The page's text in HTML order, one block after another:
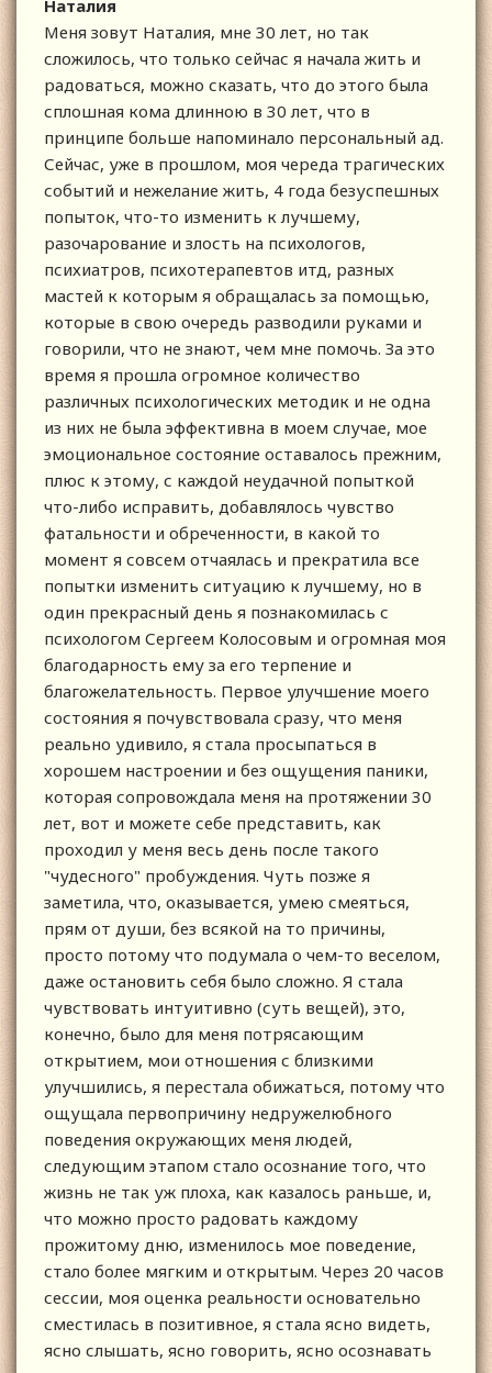
Наталия
Меня зовут Наталия, мне 30 лет, но так
сложилось, что только сейчас я начала жить и
радоваться, можно сказать, что до этого была
сплошная кома длинною в 30 лет, что в
принципе больше напоминало персональный ад.
Сейчас, уже в прошлом, моя череда трагических
событий и нежелание жить, 4 года безуспешных
попыток, что-то изменить к лучшему,
разочарование и злость на психологов,
психиатров, психотерапевтов итд, разных
мастей к которым я обращалась за помощью,
которые в свою очередь разводили руками и
говорили, что не знают, чем мне помочь. За это
время я прошла огромное количество
различных психологических методик и не одна
из них не была эффективна в моем случае, мое
эмоциональное состояние оставалось прежним,
плюс к этому, с каждой неудачной попыткой
что-либо исправить, добавлялось чувство
фатальности и обреченности, в какой то
момент я совсем отчаялась и прекратила все
попытки изменить ситуацию к лучшему, но в
один прекрасный день я познакомилась с
психологом Сергеем Колосовым и огромная моя
благодарность ему за его терпение и
благожелательность. Первое улучшение моего
состояния я почувствовала сразу, что меня
реально удивило, я стала просыпаться в
хорошем настроении и без ощущения паники,
которая сопровождала меня на протяжении 30
лет, вот и можете себе представить, как
проходил у меня весь день после такого
"чудесного" пробуждения. Чуть позже я
заметила, что, оказывается, умею смеяться,
прям от души, без всякой на то причины,
просто потому что подумала о чем-то веселом,
даже остановить себя было сложно. Я стала
чувствовать интуитивно (суть вещей), это,
конечно, было для меня потрясающим
открытием, мои отношения с близкими
улучшились, я перестала обижаться, потому что
ощущала первопричину недружелюбного
поведения окружающих меня людей,
следующим этапом стало осознание того, что
жизнь не так уж плоха, как казалось раньше, и,
что можно просто радовать каждому
прожитому дню, изменилось мое поведение,
стало более мягким и открытым. Через 20 часов
сессии, моя оценка реальности основательно
сместилась в позитивное, я стала ясно видеть,
ясно слышать, ясно говорить, ясно осознавать